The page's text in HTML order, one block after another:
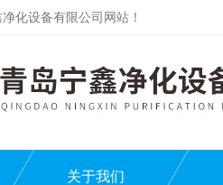
化设备有限公司网站！
关于我们